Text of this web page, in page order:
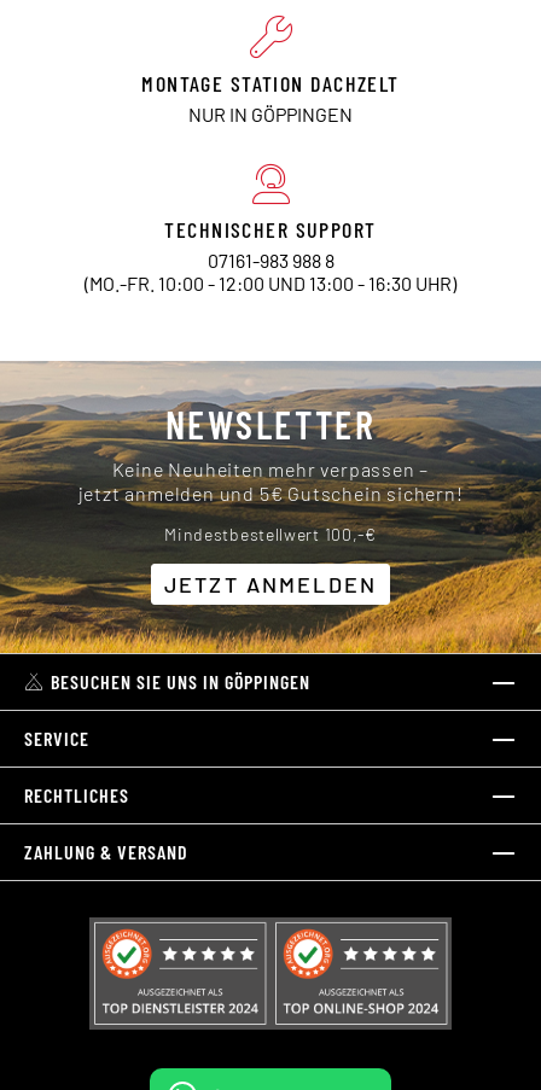
MONTAGE STATION DACHZELT
NUR IN GÖPPINGEN
TECHNISCHER SUPPORT
07161-983 988 8
(MO.-FR. 10:00 - 12:00 UND 13:00 - 16:30 UHR)
NEWSLETTER
Keine Neuheiten mehr verpassen –
jetzt anmelden und 5€ Gutschein sichern!
Mindestbestellwert 100,-€
JETZT ANMELDEN
BESUCHEN SIE UNS IN GÖPPINGEN
SERVICE
RECHTLICHES
ZAHLUNG & VERSAND